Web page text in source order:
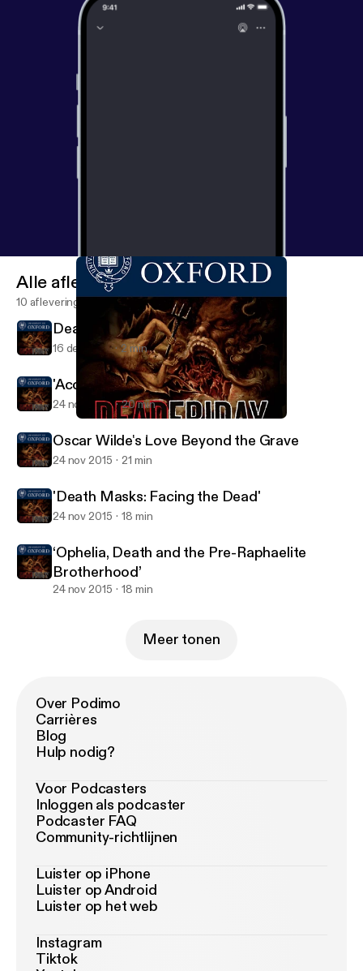
Death at the Museum
Alle afleveringen
10 afleveringen
Death at the Museum
16 dec 2015 2 min
'Accidental Death in Tudor England'
24 nov 2015 20 min
Oscar Wilde's Love Beyond the Grave
24 nov 2015 21 min
'Death Masks: Facing the Dead'
24 nov 2015 18 min
‘Ophelia, Death and the Pre-Raphaelite
Brotherhood’
24 nov 2015 18 min
Meer tonen
Over Podimo
Carrières
Blog
Hulp nodig?
Voor Podcasters
Inloggen als podcaster
Podcaster FAQ
Community-richtlijnen
Luister op iPhone
Luister op Android
Luister op het web
Instagram
Tiktok